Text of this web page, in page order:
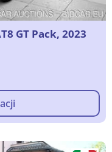
GT Pack, 2023